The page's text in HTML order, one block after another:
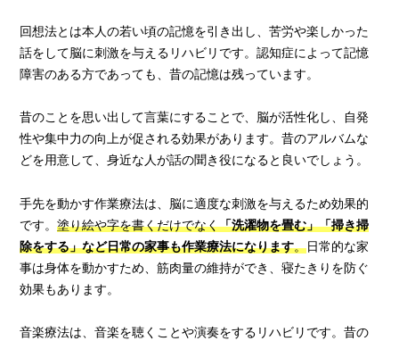
回想法とは本人の若い頃の記憶を引き出し、苦労や楽しかった
話をして脳に刺激を与えるリハビリです。認知症によって記憶
障害のある方であっても、昔の記憶は残っています。
昔のことを思い出して言葉にすることで、脳が活性化し、自発
性や集中力の向上が促される効果があります。昔のアルバムな
どを用意して、身近な人が話の聞き役になると良いでしょう。
手先を動かす作業療法は、脳に適度な刺激を与えるため効果的
です。塗り絵や字を書くだけでなく「洗濯物を畳む」「掃き掃
除をする」など日常の家事も作業療法になります。日常的な家
事は身体を動かすため、筋肉量の維持ができ、寝たきりを防ぐ
効果もあります。
音楽療法は、音楽を聴くことや演奏をするリハビリです。昔の